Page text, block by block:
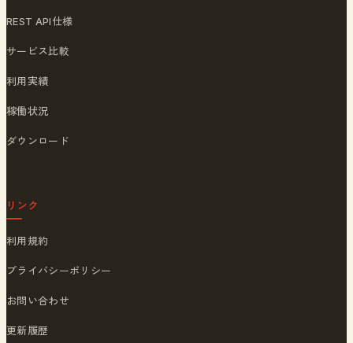
REST API仕様
サービス比較
利用実績
稼働状況
ダウンロード
リンク
利用規約
プライバシーポリシー
お問い合わせ
更新履歴